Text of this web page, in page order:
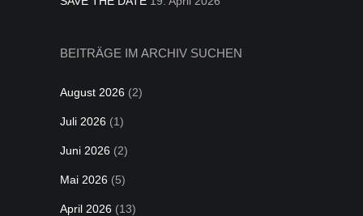
BEITRÄGE IM ARCHIV SUCHEN
August 2026 (2)
Juli 2026 (1)
Juni 2026 (2)
Mai 2026 (5)
April 2026 (13)